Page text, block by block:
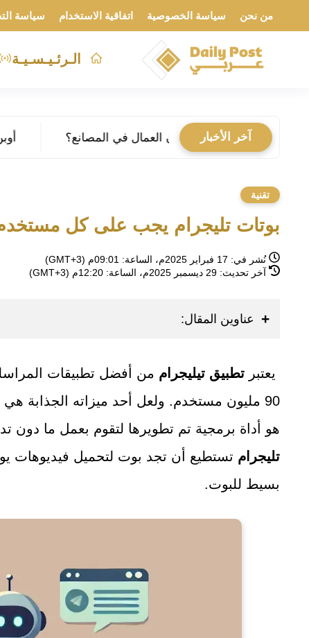
من نحن سياسة الخصوصية اتفاقية الاستخدام سياسة
الـرئـيـسـيـة
آخر الأخبار أوبن إيه آي تطلق
تقنية
بوتات تليجرام يجب على كل
نُشر في: 17 فبراير 2025م، الساعة: 09:01م (GMT+3)
آخر تحديث: 29 ديسمبر 2025م، الساعة: 12:20م (GMT+3)
عناوين المقال:
يعتبر تطبيق تيليجرام من أفضل تطبيقات
90 مليون مستخدم. ولعل أحد ميزاته الجذابة هي البوتات المتنوعة الموجودة عليه. و
هو أداة برمجية تم تطويرها لتقوم بعمل ما
تليجرام تستطيع أن تجد بوت لتحميل
بسيط للبوت.